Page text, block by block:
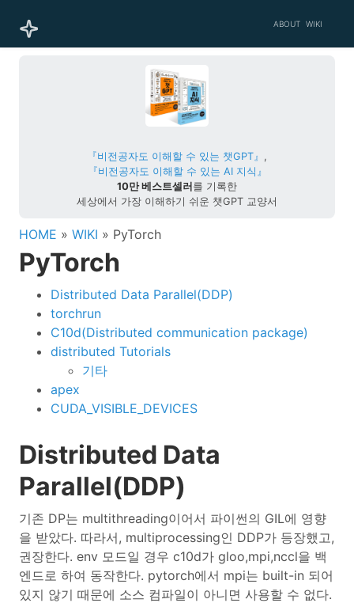
ABOUT WIKI
『비전공자도 이해할 수 있는 챗GPT』 ,
『비전공자도 이해할 수 있는 AI 지식』
10만 베스트셀러 를 기록한
세상에서 가장 이해하기 쉬운 챗GPT 교양서
HOME » WIKI » PyTorch
PyTorch
Distributed Data Parallel(DDP)
torchrun
C10d(Distributed communication package)
distributed Tutorials
기타
apex
CUDA_VISIBLE_DEVICES
Distributed Data
Parallel(DDP)
기존 DP는 multithreading이어서 파이썬의 GIL에 영향
을 받았다. 따라서, multiprocessing인 DDP가 등장했고,
권장한다. env 모드일 경우 c10d가 gloo,mpi,nccl을 백
엔드로 하여 동작한다. pytorch에서 mpi는 built-in 되어
있지 않기 때문에 소스 컴파일이 아니면 사용할 수 없다.